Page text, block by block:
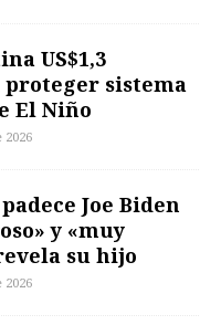
US$1,3
sistema
El Niño
2026
Joe Biden
y «muy
su hijo
2026